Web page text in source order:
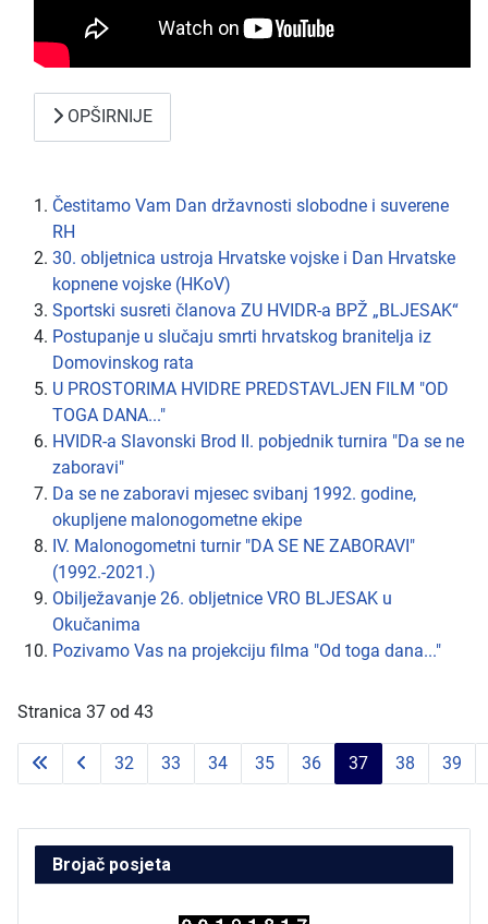
OPŠIRNIJE
Čestitamo Vam Dan državnosti slobodne i suverene
RH
30. obljetnica ustroja Hrvatske vojske i Dan Hrvatske
kopnene vojske (HKoV)
Sportski susreti članova ZU HVIDR-a BPŽ „BLJESAK“
Postupanje u slučaju smrti hrvatskog branitelja iz
Domovinskog rata
U PROSTORIMA HVIDRE PREDSTAVLJEN FILM "OD
TOGA DANA..."
HVIDR-a Slavonski Brod II. pobjednik turnira "Da se ne
zaboravi"
Da se ne zaboravi mjesec svibanj 1992. godine,
okupljene malonogometne ekipe
IV. Malonogometni turnir "DA SE NE ZABORAVI"
(1992.-2021.)
Obilježavanje 26. obljetnice VRO BLJESAK u
Okučanima
Pozivamo Vas na projekciju filma "Od toga dana..."
Stranica 37 od 43
32 33 34 35 36 37 38 39
Brojač posjeta